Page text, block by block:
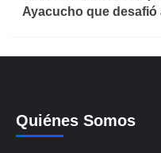
Ayacucho que desafió
Quiénes Somos